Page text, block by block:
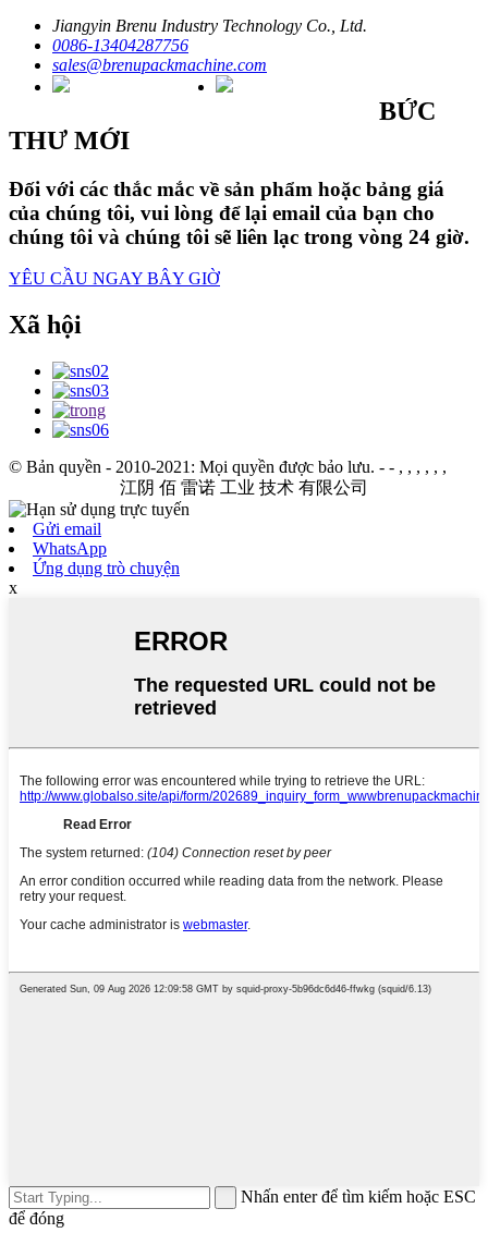
Jiangyin Brenu Industry Technology Co., Ltd.
0086-13404287756
sales@brenupackmachine.com
BỨC
THƯ MỚI
Đối với các thắc mắc về sản phẩm hoặc bảng giá
của chúng tôi, vui lòng để lại email của bạn cho
chúng tôi và chúng tôi sẽ liên lạc trong vòng 24 giờ.
YÊU CẦU NGAY BÂY GIỜ
Xã hội
© Bản quyền - 2010-2021: Mọi quyền được bảo lưu. - - , , , , , ,
江阴 佰 雷诺 工业 技术 有限公司
Gửi email
WhatsApp
Ứng dụng trò chuyện
x
Nhấn enter để tìm kiếm hoặc ESC
để đóng